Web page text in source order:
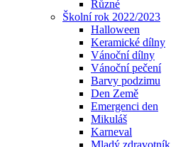
Různé
Školní rok 2022/2023
Halloween
Keramické dílny
Vánoční dílny
Vánoční pečení
Barvy podzimu
Den Země
Emergenci den
Mikuláš
Karneval
Mladý zdravotník